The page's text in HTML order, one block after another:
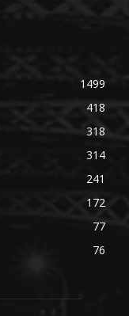
1499
418
318
314
241
172
77
76